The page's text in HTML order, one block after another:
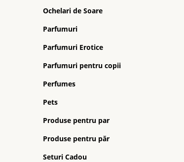
Ochelari de Soare
Parfumuri
Parfumuri Erotice
Parfumuri pentru copii
Perfumes
Pets
Produse pentru par
Produse pentru păr
Seturi Cadou